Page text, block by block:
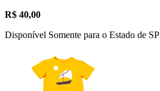
R$ 40,00
Disponível Somente para o Estado de SP